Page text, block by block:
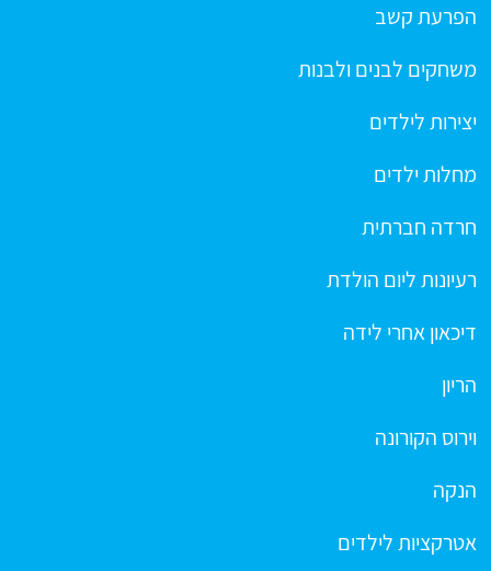
הפרעת קשב
משחקים לבנים ולבנות
יצירות לילדים
מחלות ילדים
חרדה חברתית
רעיונות ליום הולדת
דיכאון אחרי לידה
הריון
וירוס הקורונה
הנקה
אטרקציות לילדים